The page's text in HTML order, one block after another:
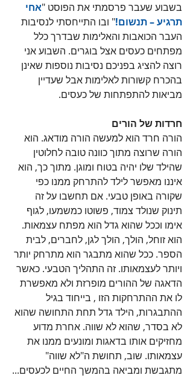
בשבוע שעבר פרסמתי את הפוסט "אחי
תרגיע – תנשום!" ובו התייחסתי לנסיבות
העבר הכואבות והאלימות שבדרך כלל
מפתחים כעסים אצל בוגרים. השבוע אני
רוצה להציג בפניכם נסיבות נוספות שאינן
בהכרח קשורות לאלימות אבל שעדיין
מביאות להתפתחות של כעסים.
חרדות של הורים
הורה חרד הוא למעשה הורה מודאג. הוא
הורה שרוצה מתוך כוונה טובה לחלוטין
שהילד שלו יהיה בטוח ומוגן. מתוך כך, הוא
איננו מאפשר לילד להתרחק ממנו כפי
שקורה באופן טבעי. אם תחשבו על זה
תינוק שנולד צמוד, פשוטו כמשמעו, לגוף
אימו וככל שהוא גדל הוא מפתח עצמאות.
הוא זוחל, הולך, הולך לגן, לחברים, לבית
הספר. ככל שהוא מתבגר הוא מתרחק יותר
ויותר לעצמאותו. זה התהליך הטבעי. כאשר
הדאגה של ההורים מופרזת ולא מאפשרת
לו את ההתרחקות הזו , בייחוד בגיל
ההתבגרות, הילד גדל תחת התחושה שהוא
לא בסדר, שהוא לא שווה. אחרת מדוע
מחזיקים אותו בדאגות ומונעים ממנו את
עצמאותו. שוב, תחושת ה"לא שווה"
מתגבשת ומביאה בהמשך החיים לכעסים...